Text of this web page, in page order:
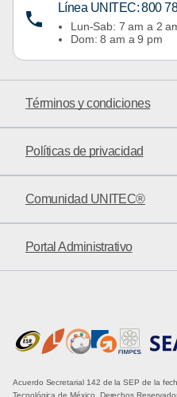
Línea UNITEC: 800
Lun-Sab: 7 am a 2
Dom: 8 am a 9 pm
Términos y condiciones
Políticas de privacidad
Comunidad UNITEC®
Portal Administrativo
Acuerdo Secretarial 142 de la SEP de la
Tecnológica de México. Derechos